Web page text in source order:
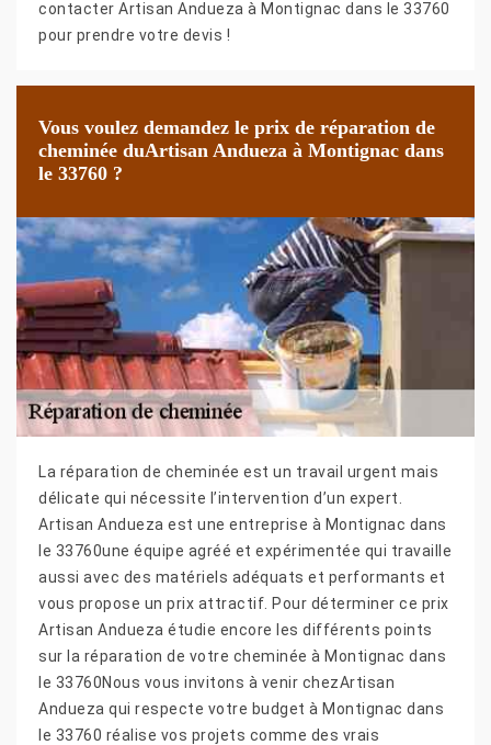
contacter Artisan Andueza à Montignac dans le 33760
pour prendre votre devis !
Vous voulez demandez le prix de réparation de
cheminée duArtisan Andueza à Montignac dans
le 33760 ?
La réparation de cheminée est un travail urgent mais
délicate qui nécessite l’intervention d’un expert.
Artisan Andueza est une entreprise à Montignac dans
le 33760une équipe agréé et expérimentée qui travaille
aussi avec des matériels adéquats et performants et
vous propose un prix attractif. Pour déterminer ce prix
Artisan Andueza étudie encore les différents points
sur la réparation de votre cheminée à Montignac dans
le 33760Nous vous invitons à venir chezArtisan
Andueza qui respecte votre budget à Montignac dans
le 33760 réalise vos projets comme des vrais